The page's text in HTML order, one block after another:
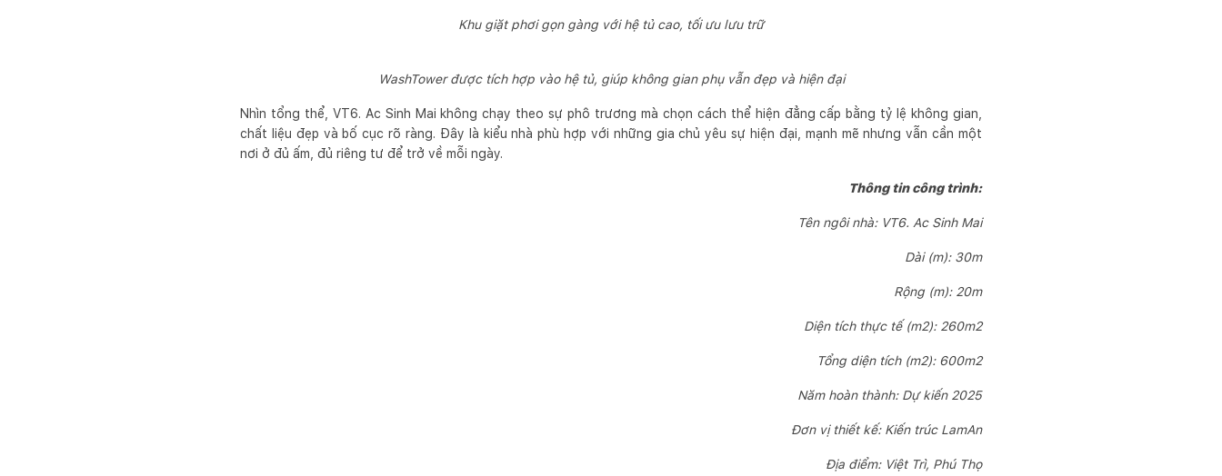
Khu giặt phơi gọn gàng với hệ tủ cao, tối ưu lưu trữ
WashTower được tích hợp vào hệ tủ, giúp không gian phụ vẫn đẹp và hiện đại
Nhìn tổng thể, VT6. Ac Sinh Mai không chạy theo sự phô trương mà chọn cách thể hiện đẳng cấp bằng tỷ lệ không gian,
chất liệu đẹp và bố cục rõ ràng. Đây là kiểu nhà phù hợp với những gia chủ yêu sự hiện đại, mạnh mẽ nhưng vẫn cần một
nơi ở đủ ấm, đủ riêng tư để trở về mỗi ngày.
Thông tin công trình:
Tên ngôi nhà: VT6. Ac Sinh Mai
Dài (m): 30m
Rộng (m): 20m
Diện tích thực tế (m2): 260m2
Tổng diện tích (m2): 600m2
Năm hoàn thành: Dự kiến 2025
Đơn vị thiết kế: Kiến trúc LamAn
Địa điểm: Việt Trì, Phú Thọ